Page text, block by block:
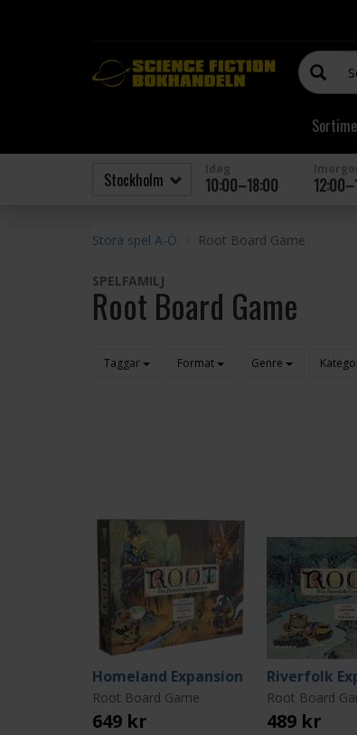
10:00–18:00
Stora spel A-Ö Root Board Game
SPELFAMILJ
Root Board Game
Taggar Format Genre
Homeland Expansion
Root Board Game
649 kr
Riverfolk
Root Board
489 kr